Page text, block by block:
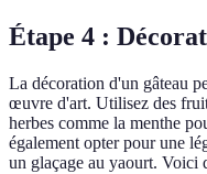
Étape 4 :
La décoration d'un gâteau
œuvre d'art. Utilisez des
herbes comme la menthe
également opter pour une
un glaçage au yaourt. Voici